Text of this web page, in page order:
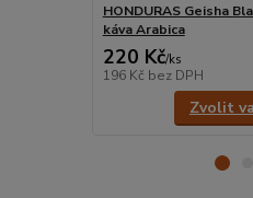
HONDURAS Geisha
káva Arabica
220 Kč/ks
196 Kč bez DPH
Zvolit